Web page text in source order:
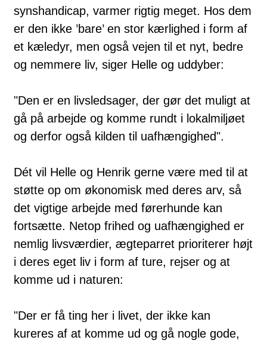
synshandicap, varmer rigtig meget. Hos dem
er den ikke ’bare’ en stor kærlighed i form af
et kæledyr, men også vejen til et nyt, bedre
og nemmere liv, siger Helle og uddyber:
"Den er en livsledsager, der gør det muligt at
gå på arbejde og komme rundt i lokalmiljøet
og derfor også kilden til uafhængighed".
Dét vil Helle og Henrik gerne være med til at
støtte op om økonomisk med deres arv, så
det vigtige arbejde med førerhunde kan
fortsætte. Netop frihed og uafhængighed er
nemlig livsværdier, ægteparret prioriterer højt
i deres eget liv i form af ture, rejser og at
komme ud i naturen:
"Der er få ting her i livet, der ikke kan
kureres af at komme ud og gå nogle gode,